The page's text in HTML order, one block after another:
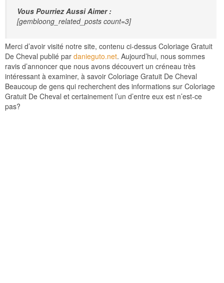
Vous Pourriez Aussi Aimer :
[gembloong_related_posts count=3]
Merci d’avoir visité notre site, contenu ci-dessus Coloriage Gratuit
De Cheval publié par danieguto.net. Aujourd’hui, nous sommes
ravis d’annoncer que nous avons découvert un créneau très
intéressant à examiner, à savoir Coloriage Gratuit De Cheval
Beaucoup de gens qui recherchent des informations sur Coloriage
Gratuit De Cheval et certainement l’un d’entre eux est n’est-ce
pas?